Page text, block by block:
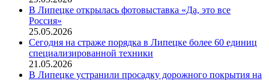
В Липецке открылась фотовыставка «Да, это все
Россия»
25.05.2026
Сегодня на страже порядка в Липецке более 60 единиц
специализированной техники
21.05.2026
В Липецке устранили просадку дорожного покрытия на